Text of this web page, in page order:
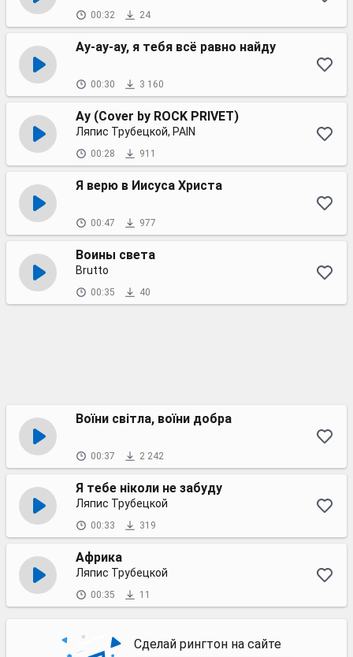
00:32 24
Ау-ау-ау, я тебя всё равно найду
00:30 3 160
Ау (Cover by ROCK PRIVET)
Ляпис Трубецкой, PAIN
00:28 911
Я верю в Иисуса Христа
00:47 977
Воины света
Brutto
00:35 40
Воїни світла, воїни добра
00:37 2 242
Я тебе ніколи не забуду
Ляпис Трубецкой
00:33 319
Африка
Ляпис Трубецкой
00:35 11
Сделай рингтон на сайте